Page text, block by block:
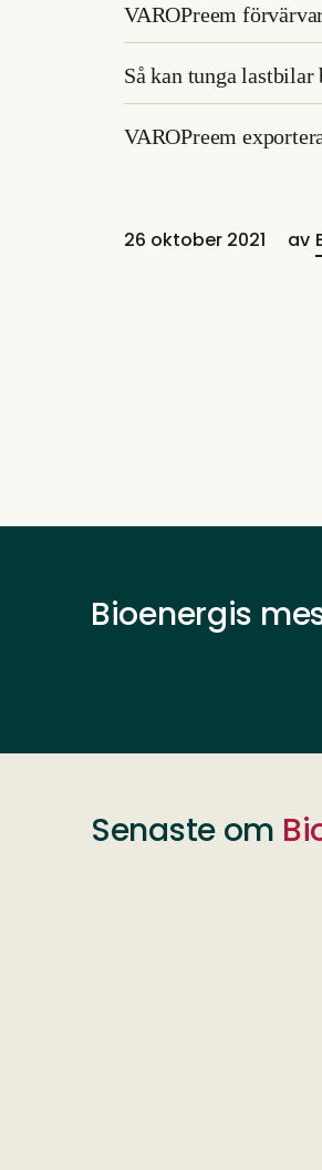
VAROPreem
Så kan tunga
VAROPreem
26 oktober 2021 av
Bioenergis
Senaste om